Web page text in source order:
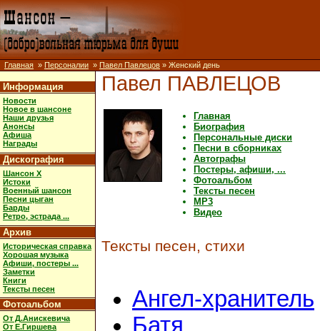
Главная » Персоналии » Павел Павлецов » Женский день
Информация
Новости
Новое в шансоне
Наши друзья
Анонсы
Афиша
Награды
Дискография
Шансон X
Истоки
Военный шансон
Песни цыган
Барды
Ретро, эстрада ...
Архив
Историческая справка
Хорошая музыка
Афиши, постеры ...
Заметки
Книги
Тексты песен
Фотоальбом
От Д.Анискевича
От Е.Гиршева
Павел ПАВЛЕЦОВ
Главная
Биография
Персональные диски
Песни в сборниках
Автографы
Постеры, афиши, ...
Фотоальбом
Тексты песен
MP3
Видео
Тексты песен, стихи
Ангел-хранитель
Батя